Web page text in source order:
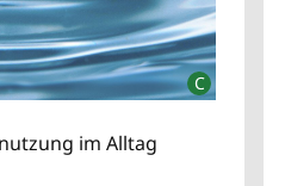
im Alltag